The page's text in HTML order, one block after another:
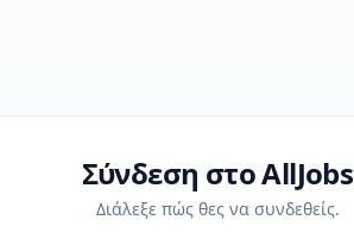
Σύνδεση στο AllJobs
Διάλεξε πώς θες να συνδεθείς.